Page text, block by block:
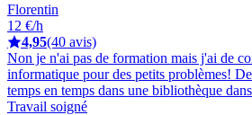
Florentin
12 €/h
4,95(40 avis)
Non je n'ai pas de formation mais j'ai de
informatique pour des petits problèmes!
temps en temps dans une bibliothèque
Travail soigné